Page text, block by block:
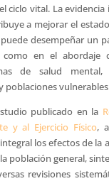
ciclo vital. La
a mejorar el
desempeñar un
en el abordaje
de salud mental,
poblaciones
publicado en la
y al Ejercicio Físico,
los efectos de la
población general,
revisiones